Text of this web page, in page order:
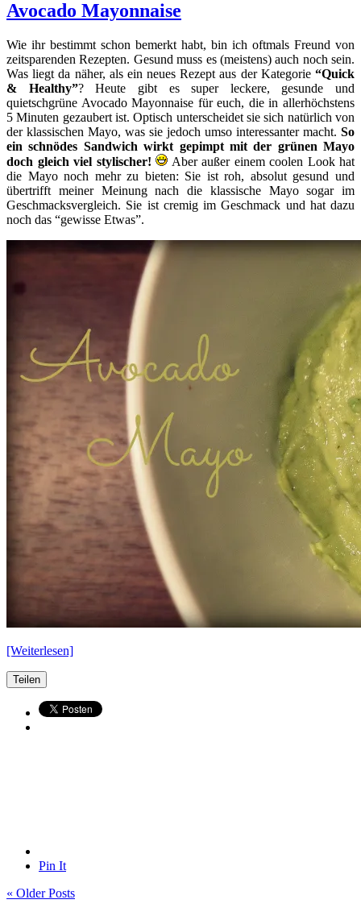
Avocado Mayonnaise
Wie ihr bestimmt schon bemerkt habt, bin ich oftmals Freund von
zeitsparenden Rezepten. Gesund muss es (meistens) auch noch sein.
Was liegt da näher, als ein neues Rezept aus der Kategorie“Quick
& Healthy”? Heute gibt es super leckere, gesunde und
quietschgrüne Avocado Mayonnaise für euch, die in allerhöchstens
5 Minuten gezaubert ist. Optisch unterscheidet sie sich natürlich von
der klassischen Mayo, was sie jedoch umso interessanter macht. So
ein schnödes Sandwich wirkt gepimpt mit der grünen Mayo
doch gleich viel stylischer!
Aber außer einem coolen Look hat
die Mayo noch mehr zu bieten: Sie ist roh, absolut gesund und
übertrifft meiner Meinung nach die klassische Mayo sogar im
Geschmacksvergleich. Sie ist cremig im Geschmack und hat dazu
noch das “gewisse Etwas”.
[Weiterlesen]
Teilen
Pin It
« Older Posts